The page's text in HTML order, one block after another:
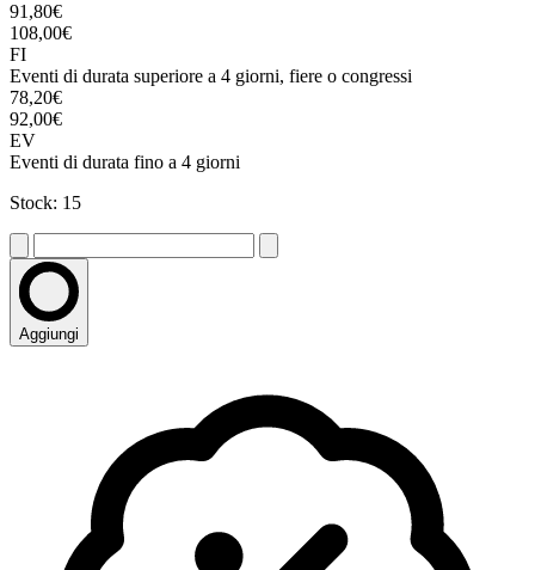
91,80€
108,00€
FI
Eventi di durata superiore a 4 giorni, fiere o congressi
78,20€
92,00€
EV
Eventi di durata fino a 4 giorni
Stock: 15
Aggiungi